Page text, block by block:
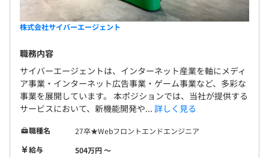
株式会社サイバーエージェント
職務内容
サイバーエージェントは、インターネット産業を軸にメディ
ア事業・インターネット広告事業・ゲーム事業など、多彩な
事業を展開しています。 本ポジションでは、当社が提供する
サービスにおいて、新機能開発や... 詳しく見る
職種名
27卒★Webフロントエンドエンジニア
給与
504万円 〜